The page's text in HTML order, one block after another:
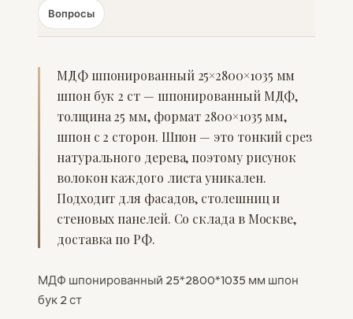
Вопросы
МДФ шпонированный 25×2800×1035 мм
шпон бук 2 ст — шпонированный МДФ,
толщина 25 мм, формат 2800×1035 мм,
шпон с 2 сторон. Шпон — это тонкий срез
натурального дерева, поэтому рисунок
волокон каждого листа уникален.
Подходит для фасадов, столешниц и
стеновых панелей. Со склада в Москве,
доставка по РФ.
МДФ шпонированный 25*2800*1035 мм шпон
бук 2 ст